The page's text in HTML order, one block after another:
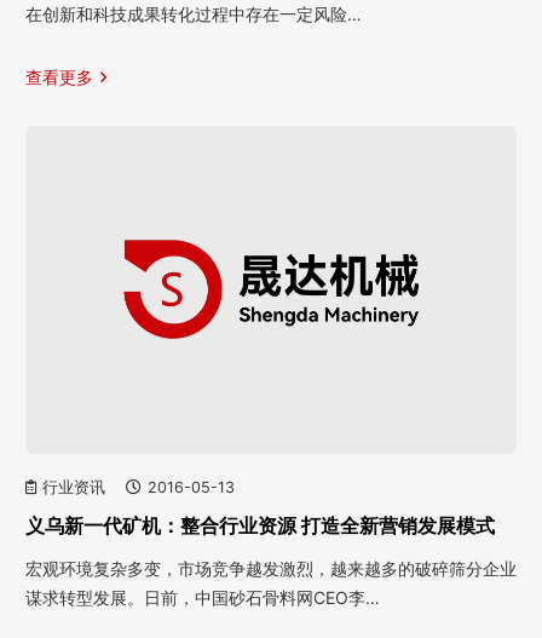
在创新和科技成果转化过程中存在一定风险…
查看更多
行业资讯 2016-05-13
义乌新一代矿机：整合行业资源 打造全新营销发展模式
宏观环境复杂多变，市场竞争越发激烈，越来越多的破碎筛分企业
谋求转型发展。日前，中国砂石骨料网CEO李…